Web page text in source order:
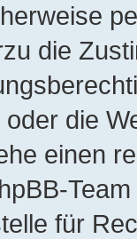
die
die
einen
für